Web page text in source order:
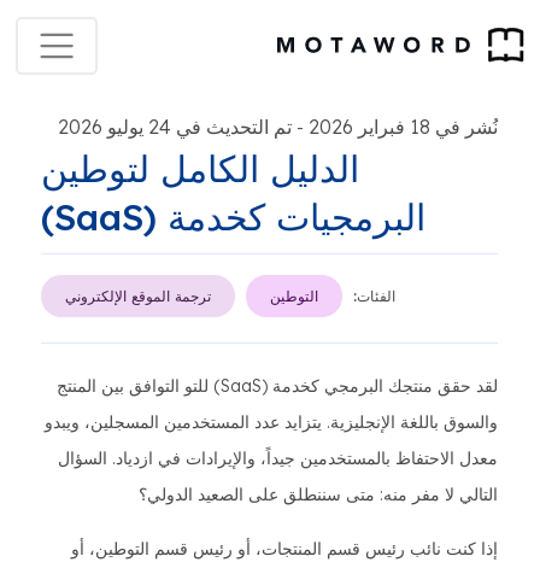
نُشر في 18 فبراير 2026 - تم التحديث في 24 يوليو 2026
الدليل الكامل لتوطين
البرمجيات كخدمة (SaaS)
الفئات: التوطين ترجمة الموقع الإلكتروني
لقد حقق منتجك البرمجي كخدمة (SaaS) للتو التوافق بين المنتج
والسوق باللغة الإنجليزية. يتزايد عدد المستخدمين المسجلين، ويبدو
معدل الاحتفاظ بالمستخدمين جيداً، والإيرادات في ازدياد. السؤال
التالي لا مفر منه: متى سننطلق على الصعيد الدولي؟
إذا كنت نائب رئيس قسم المنتجات، أو رئيس قسم التوطين، أو